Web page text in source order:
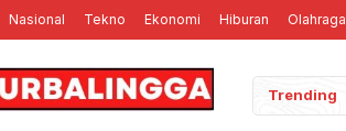
Nasional Tekno Ekonomi Hiburan Olahraga
Trending
Asal Yogyakarta